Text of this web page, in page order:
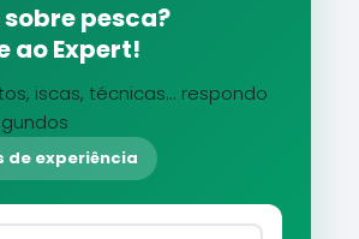
pesca?
ao Expert!
iscas, técnicas... respondo
de experiência